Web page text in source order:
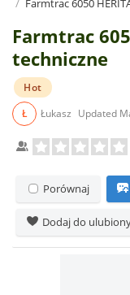
Farmtrac 6050
Farmtrac
techniczne
Hot
Ł
Łukasz Updated
Porównaj
Dodaj do